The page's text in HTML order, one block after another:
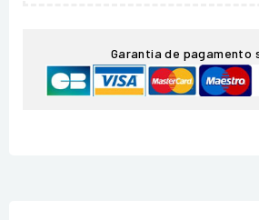
Garantia de pagamento